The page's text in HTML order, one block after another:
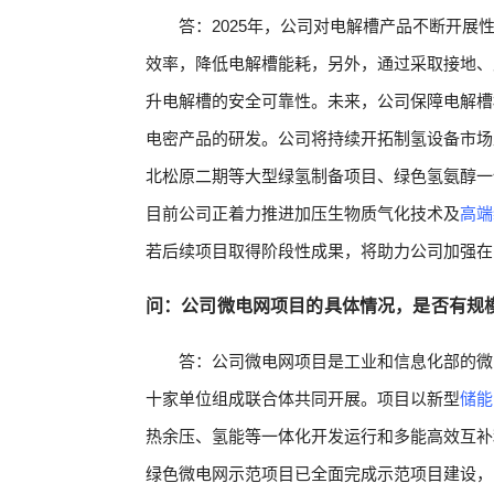
答：2025年，公司对电解槽产品不断开展
效率，降低电解槽能耗，另外，通过采取接地
升电解槽的安全可靠性。未来，公司保障电解
电密产品的研发。公司将持续开拓制氢设备市
北松原二期等大型绿氢制备项目、绿色氢氨醇
目前公司正着力推进加压生物质气化技术及高
若后续项目取得阶段性成果，将助力公司加强
问：公司微电网项目的具体情况，是否有规
答：公司微电网项目是工业和信息化部的
十家单位组成联合体共同开展。项目以新型储
热余压、氢能等一体化开发运行和多能高效互
绿色微电网示范项目已全面完成示范项目建设